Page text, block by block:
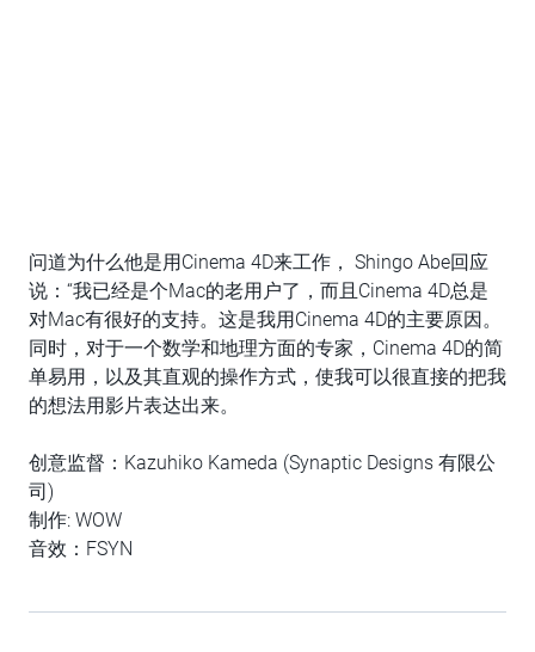
问道为什么他是用Cinema 4D来工作， Shingo Abe回应
说：“我已经是个Mac的老用户了，而且Cinema 4D总是
对Mac有很好的支持。这是我用Cinema 4D的主要原因。
同时，对于一个数学和地理方面的专家，Cinema 4D的简
单易用，以及其直观的操作方式，使我可以很直接的把我
的想法用影片表达出来。
创意监督：Kazuhiko Kameda (Synaptic Designs 有限公
司)
制作: WOW
音效：FSYN